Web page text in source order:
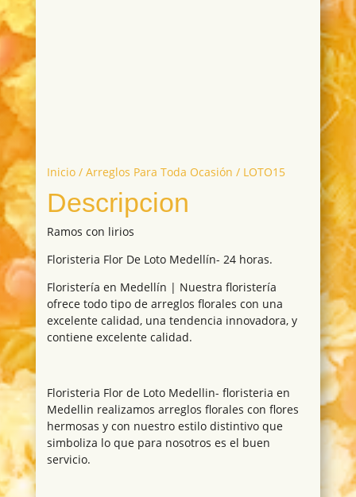
Inicio/ Arreglos Para Toda Ocasión / LOTO15
Descripcion
Ramos con lirios
Floristeria Flor De Loto Medellín- 24 horas.
Floristería en Medellín | Nuestra floristería
ofrece todo tipo de arreglos florales con una
excelente calidad, una tendencia innovadora, y
contiene excelente calidad.
Floristeria Flor de Loto Medellin- floristeria en
Medellin realizamos arreglos florales con flores
hermosas y con nuestro estilo distintivo que
simboliza lo que para nosotros es el buen
servicio.